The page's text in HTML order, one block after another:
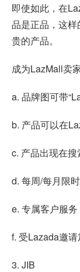
即使如此，在
品是正品，这
贵的产品。
成为LazMall卖
a. 品牌图可带
b. 产品可以在
c. 产品出现在
d. 每周/每月限
e. 专属客户服务
f. 受Lazada邀
3. JIB